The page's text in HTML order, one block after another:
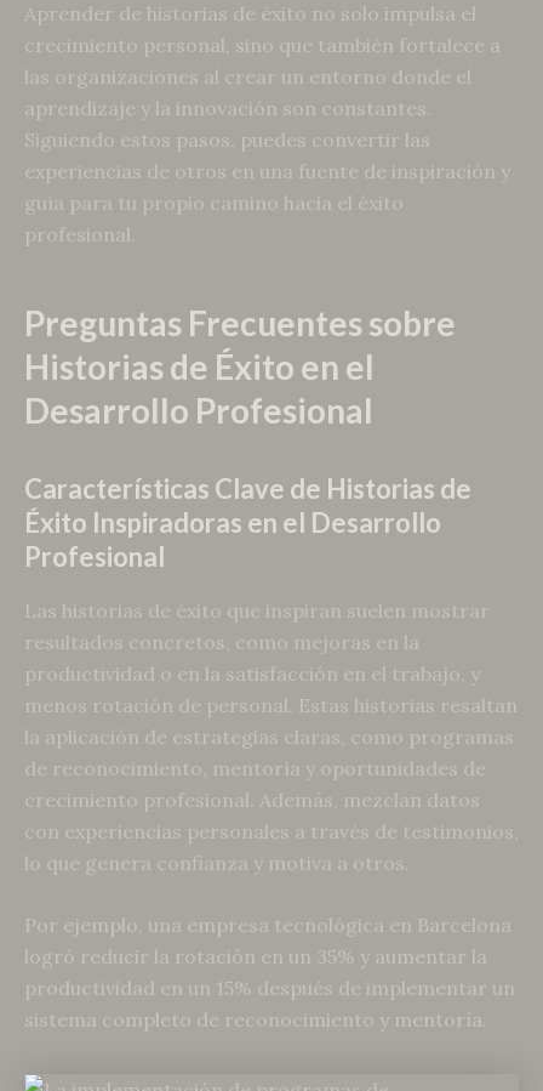
Aprender de historias de éxito no solo impulsa el
crecimiento personal, sino que también fortalece a
las organizaciones al crear un entorno donde el
aprendizaje y la innovación son constantes.
Siguiendo estos pasos, puedes convertir las
experiencias de otros en una fuente de inspiración y
guía para tu propio camino hacia el éxito
profesional.
Preguntas Frecuentes sobre
Historias de Éxito en el
Desarrollo Profesional
Características Clave de Historias de
Éxito Inspiradoras en el Desarrollo
Profesional
Las historias de éxito que inspiran suelen mostrar
resultados concretos, como mejoras en la
productividad o en la satisfacción en el trabajo, y
menos rotación de personal. Estas historias resaltan
la aplicación de estrategias claras, como programas
de reconocimiento, mentoría y oportunidades de
crecimiento profesional. Además, mezclan datos
con experiencias personales a través de testimonios,
lo que genera confianza y motiva a otros.
Por ejemplo, una empresa tecnológica en Barcelona
logró reducir la rotación en un 35% y aumentar la
productividad en un 15% después de implementar un
sistema completo de reconocimiento y mentoría.